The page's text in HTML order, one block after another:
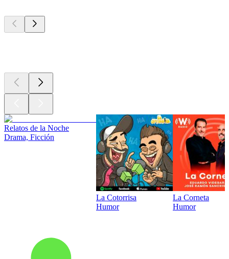
Relatos de la Noche
Drama, Ficción
La Cotorrisa
Humor
La Corneta
Humor